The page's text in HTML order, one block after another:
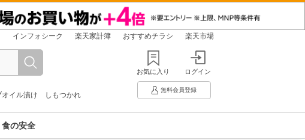
インフォシーク 楽天家計簿 おすすめチラシ 楽天市場
イル漬け しもつかれ
お気に入り ログイン
無料会員登録
食の安全